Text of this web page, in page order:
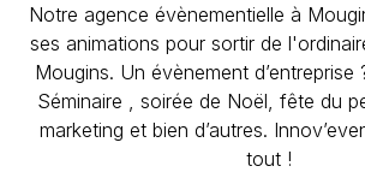
Notre agence évènementielle à
ses animations pour sortir de
Mougins. Un évènement d’entreprise
Séminaire , soirée de Noël, fête du
marketing et bien d’autres.
tout !